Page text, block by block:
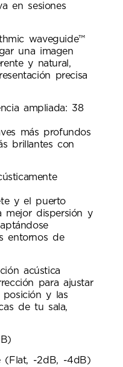
en sesiones
waveguide™
una imagen
y natural,
precisa
ampliada: 38
más profundos
brillantes con
y el puerto
mejor dispersión y
entornos de
acústica
para ajustar
y las
de tu sala,
(Flat, -2dB, -4dB)